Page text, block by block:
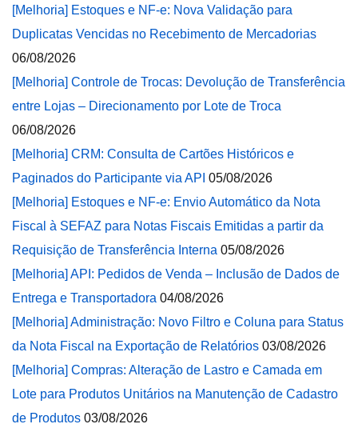
[Melhoria] Estoques e NF-e: Nova Validação para
Duplicatas Vencidas no Recebimento de Mercadorias
06/08/2026
[Melhoria] Controle de Trocas: Devolução de Transferência
entre Lojas – Direcionamento por Lote de Troca
06/08/2026
[Melhoria] CRM: Consulta de Cartões Históricos e
Paginados do Participante via API 05/08/2026
[Melhoria] Estoques e NF-e: Envio Automático da Nota
Fiscal à SEFAZ para Notas Fiscais Emitidas a partir da
Requisição de Transferência Interna 05/08/2026
[Melhoria] API: Pedidos de Venda – Inclusão de Dados de
Entrega e Transportadora 04/08/2026
[Melhoria] Administração: Novo Filtro e Coluna para Status
da Nota Fiscal na Exportação de Relatórios 03/08/2026
[Melhoria] Compras: Alteração de Lastro e Camada em
Lote para Produtos Unitários na Manutenção de Cadastro
de Produtos 03/08/2026